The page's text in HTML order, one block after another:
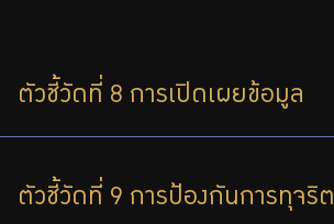
ตัวชี้วัดที่ 8 การเปิดเผยข้อมูล
ตัวชี้วัดที่ 9 การป้องกันการทุจริต